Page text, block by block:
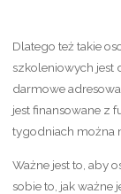
Dlatego też takie
szkoleniowych jest
darmowe
jest finansowane z
tygodniach można
Ważne jest to, aby
sobie to, jak ważne